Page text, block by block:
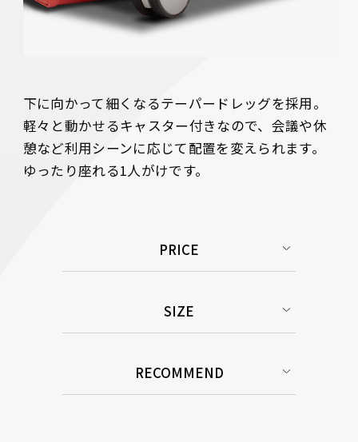
下に向かって細くなるテーパードレッグを採用。
軽々と動かせるキャスター付きなので、会議や休
憩など利用シーンに応じて配置を変えられます。
ゆったり座れる1人がけです。
PRICE
SIZE
RECOMMEND